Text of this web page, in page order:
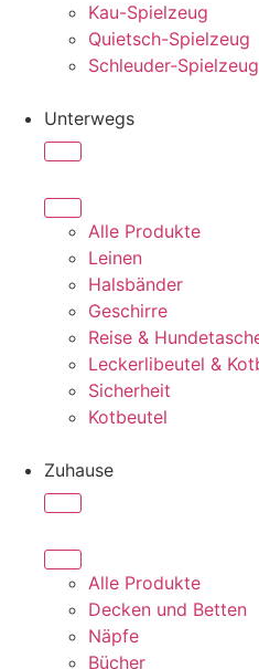
Kau-Spielzeug
Quietsch-Spielzeug
Schleuder-Spielzeug
Unterwegs
Alle Produkte
Leinen
Halsbänder
Geschirre
Reise &
Leckerlibeutel &
Sicherheit
Kotbeutel
Zuhause
Alle Produkte
Decken und Betten
Näpfe
Bücher